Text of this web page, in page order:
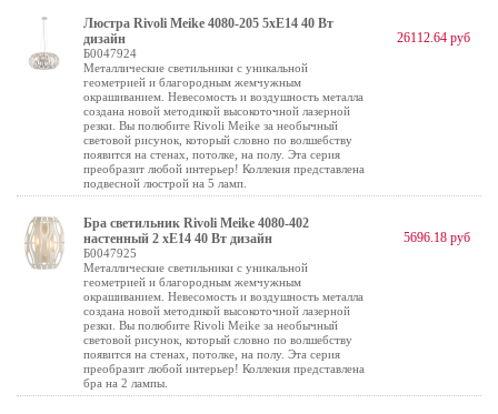
Люстра Rivoli Meike 4080-205 5хЕ14 40 Вт
дизайн
Б0047924
Металлические светильники с уникальной
геометрией и благородным жемчужным
окрашиванием. Невесомость и воздушность металла
создана новой методикой высокоточной лазерной
резки. Вы полюбите Rivoli Meike за необычный
световой рисунок, который словно по волшебству
появится на стенах, потолке, на полу. Эта серия
преобразит любой интерьер! Коллекия представлена
подвесной люстрой на 5 ламп.
26112.64 руб
Бра светильник Rivoli Meike 4080-402
настенный 2 хЕ14 40 Вт дизайн
Б0047925
Металлические светильники с уникальной
геометрией и благородным жемчужным
окрашиванием. Невесомость и воздушность металла
создана новой методикой высокоточной лазерной
резки. Вы полюбите Rivoli Meike за необычный
световой рисунок, который словно по волшебству
появится на стенах, потолке, на полу. Эта серия
преобразит любой интерьер! Коллекия представлена
бра на 2 лампы.
5696.18 руб